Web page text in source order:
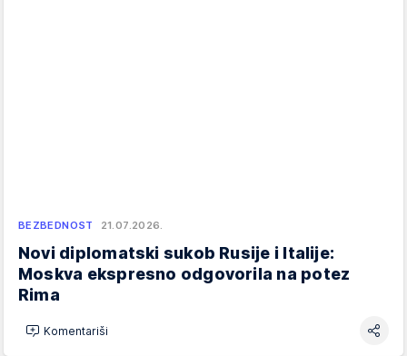
BEZBEDNOST 21.07.2026.
Novi diplomatski sukob Rusije i Italije:
Moskva ekspresno odgovorila na potez
Rima
Komentariši